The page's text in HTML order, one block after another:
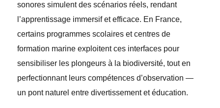
sonores simulent des scénarios réels, rendant
l’apprentissage immersif et efficace. En France,
certains programmes scolaires et centres de
formation marine exploitent ces interfaces pour
sensibiliser les plongeurs à la biodiversité, tout en
perfectionnant leurs compétences d’observation —
un pont naturel entre divertissement et éducation.